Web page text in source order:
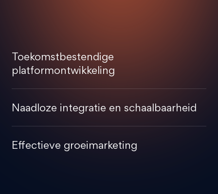
Toekomstbestendige
platformontwikkeling
Naadloze integratie en schaalbaarheid
Effectieve groeimarketing